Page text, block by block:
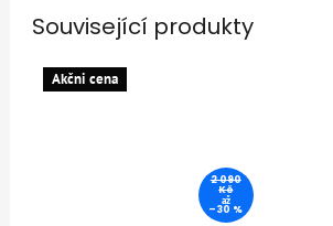
Související produkty
Akčni cena
2 090
Kč
až
–30 %